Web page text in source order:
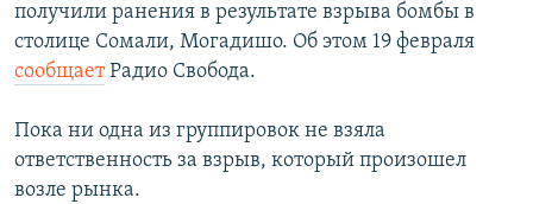
получили ранения в результате взрыва бомбы в
столице Сомали, Могадишо. Об этом 19 февраля
сообщаетРадио Свобода.
Пока ни одна из группировок не взяла
ответственность за взрыв, который произошел
возле рынка.